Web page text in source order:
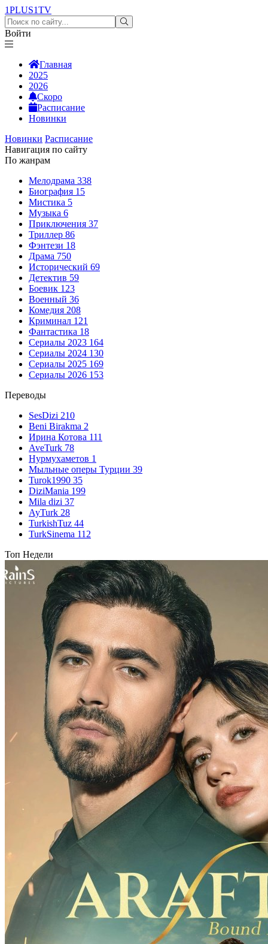
1PLUS1TV
Войти
Главная
2025
2026
Скоро
Расписание
Новинки
Новинки Расписание
Навигация по сайту
По жанрам
Мелодрама 338
Биография 15
Мистика 5
Музыка 6
Приключения 37
Триллер 86
Фэнтези 18
Драма 750
Исторический 69
Детектив 59
Боевик 123
Военный 36
Комедия 208
Криминал 121
Фантастика 18
Сериалы 2023 164
Сериалы 2024 130
Сериалы 2025 169
Сериалы 2026 153
Переводы
SesDizi 210
Beni Birakma 2
Ирина Котова 111
AveTurk 78
Нурмухаметов 1
Мыльные оперы Турции 39
Turok1990 35
DiziMania 199
Mila dizi 37
AyTurk 28
TurkishTuz 44
TurkSinema 112
Топ Недели